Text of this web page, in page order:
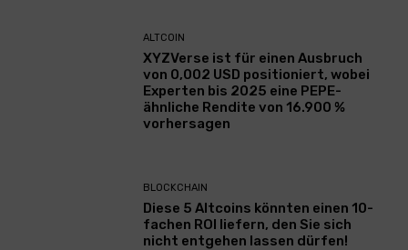
ALTCOIN
XYZVerse ist für einen Ausbruch
von 0,002 USD positioniert, wobei
Experten bis 2025 eine PEPE-
ähnliche Rendite von 16.900 %
vorhersagen
BLOCKCHAIN
Diese 5 Altcoins könnten einen 10-
fachen ROI liefern, den Sie sich
nicht entgehen lassen dürfen!